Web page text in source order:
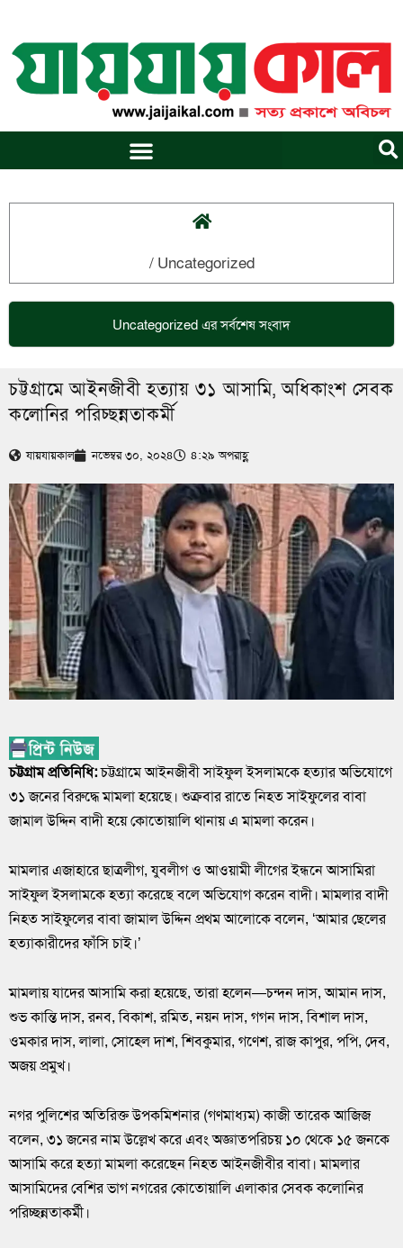
content
/ Uncategorized
Uncategorized এর সর্বশেষ সংবাদ
চট্টগ্রামে আইনজীবী হত্যায় ৩১ আসামি, অধিকাংশ সেবক
কলোনির পরিচ্ছন্নতাকর্মী
যায়যায়কাল নভেম্বর ৩০, ২০২৪ ৪:২৯ অপরাহ্ণ
চট্টগ্রাম প্রতিনিধি:চট্টগ্রামে আইনজীবী সাইফুল ইসলামকে হত্যার অভিযোগে
৩১ জনের বিরুদ্ধে মামলা হয়েছে। শুক্রবার রাতে নিহত সাইফুলের বাবা
জামাল উদ্দিন বাদী হয়ে কোতোয়ালি থানায় এ মামলা করেন।
মামলার এজাহারে ছাত্রলীগ, যুবলীগ ও আওয়ামী লীগের ইন্ধনে আসামিরা
সাইফুল ইসলামকে হত্যা করেছে বলে অভিযোগ করেন বাদী। মামলার বাদী
নিহত সাইফুলের বাবা জামাল উদ্দিন প্রথম আলোকে বলেন, ‘আমার ছেলের
হত্যাকারীদের ফাঁসি চাই।’
মামলায় যাদের আসামি করা হয়েছে, তারা হলেন—চন্দন দাস, আমান দাস,
শুভ কান্তি দাস, রনব, বিকাশ, রমিত, নয়ন দাস, গগন দাস, বিশাল দাস,
ওমকার দাস, লালা, সোহেল দাশ, শিবকুমার, গণেশ, রাজ কাপুর, পপি, দেব,
অজয় প্রমুখ।
নগর পুলিশের অতিরিক্ত উপকমিশনার (গণমাধ্যম) কাজী তারেক আজিজ
বলেন, ৩১ জনের নাম উল্লেখ করে এবং অজ্ঞাতপরিচয় ১০ থেকে ১৫ জনকে
আসামি করে হত্যা মামলা করেছেন নিহত আইনজীবীর বাবা। মামলার
আসামিদের বেশির ভাগ নগরের কোতোয়ালি এলাকার সেবক কলোনির
পরিচ্ছন্নতাকর্মী।